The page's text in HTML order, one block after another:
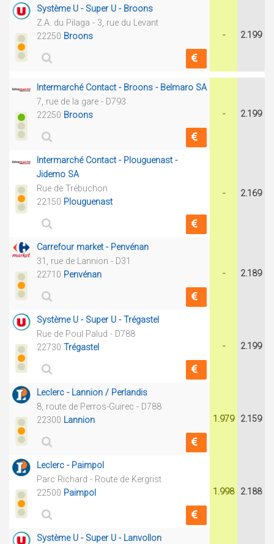
Système U - Super U - Broons
Z.A. du Pilaga - 3, rue du Levant
22250 Broons - 2.199
Intermarché Contact - Broons - Belmaro SA
7, rue de la gare - D793
22250 Broons - 2.199
Intermarché Contact - Plouguenast -
Jidemo SA
Rue de Trébuchon
22150 Plouguenast
- 2.169
Carrefour market - Penvénan
31, rue de Lannion - D31
22710 Penvénan - 2.189
Système U - Super U - Trégastel
Rue de Poul Palud - D788
22730 Trégastel - 2.199
Leclerc - Lannion / Perlandis
8, route de Perros-Guirec - D788
22300 Lannion 1.979 2.159
Leclerc - Paimpol
Parc Richard - Route de Kergrist
22500 Paimpol 1.998 2.188
Système U - Super U - Lanvollon